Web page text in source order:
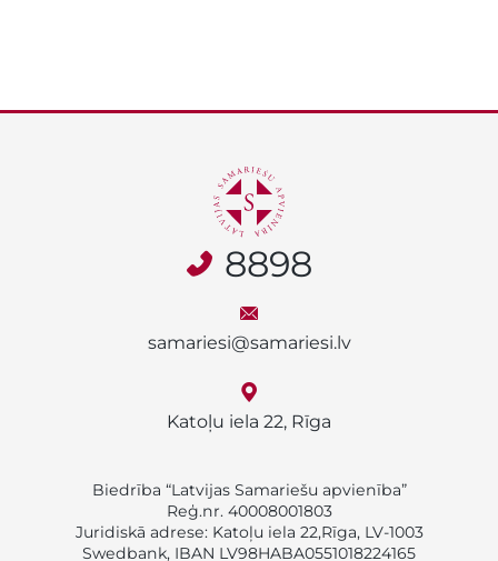
8898
samariesi@samariesi.lv
Katoļu iela 22, Rīga
Biedrība “Latvijas Samariešu apvienība”
Reģ.nr. 40008001803
Juridiskā adrese: Katoļu iela 22,Rīga, LV-1003
Swedbank, IBAN LV98HABA0551018224165